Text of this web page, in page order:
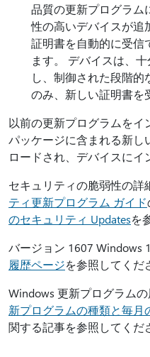
品質の更新プログラム
性の高いデバイスが追
証明書を自動的に受信
ます。 デバイスは、
し、制御された段階
のみ、新しい証明書を
以前の更新プログラムを
パッケージに含まれる新し
ロードされ、デバイスにイ
セキュリティの脆弱性の詳
ティ更新プログラム ガイド
のセキュリティ Updatesを
バージョン 1607 Windows
履歴ページを参照してくだ
Windows 更新プログラムの
新プログラムの種類と毎
関する記事を参照してくだ